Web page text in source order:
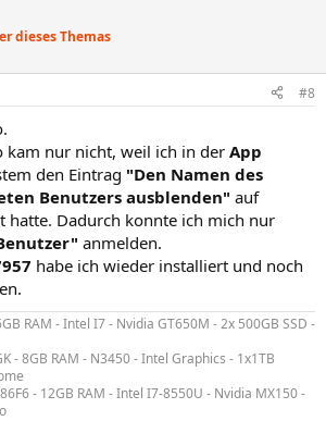
dieses Themas
#8
kam nur nicht, weil ich in der App
den Eintrag "Den Namen des
Benutzers ausblenden" auf
hatte. Dadurch konnte ich mich nur
anmelden.
habe ich wieder installiert und noch
RAM - Intel I7 - Nvidia GT650M - 2x 500GB SSD -
- 8GB RAM - N3450 - Intel Graphics - 1x1TB
- 12GB RAM - Intel I7-8550U - Nvidia MX150 -